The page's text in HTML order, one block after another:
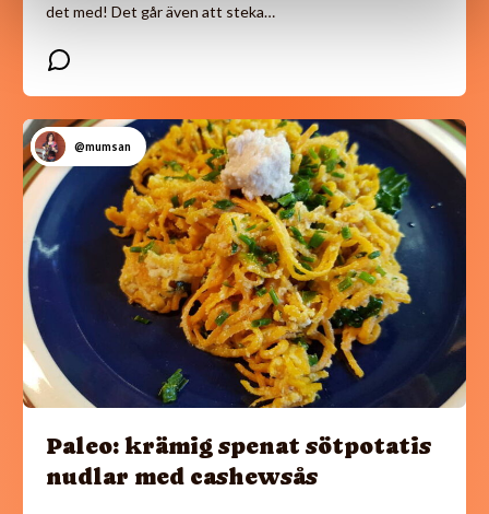
det med! Det går även att steka…
@mumsan
Paleo: krämig spenat sötpotatis
nudlar med cashewsås